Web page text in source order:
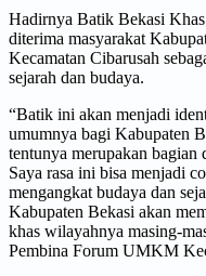
Hadirnya Batik Bekasi
diterima masyarakat
Kecamatan Cibarusah
sejarah dan budaya.
“Batik ini akan menjadi
umumnya bagi Kabupaten
tentunya merupakan bagian
Saya rasa ini bisa menjadi
mengangkat budaya dan
Kabupaten Bekasi akan
khas wilayahnya masing-
Pembina Forum UMKM